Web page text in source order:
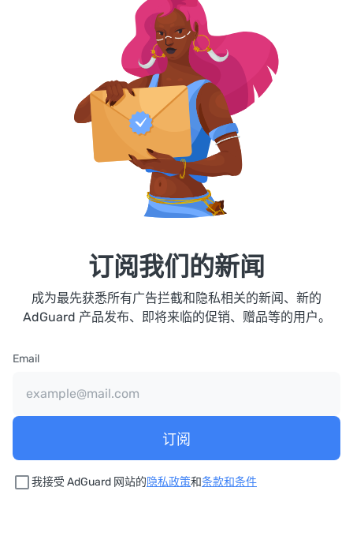
订阅我们的新闻
成为最先获悉所有广告拦截和隐私相关的新闻、新的
AdGuard 产品发布、即将来临的促销、赠品等的用户。
Email
订阅
我接受 AdGuard 网站的隐私政策和条款和条件